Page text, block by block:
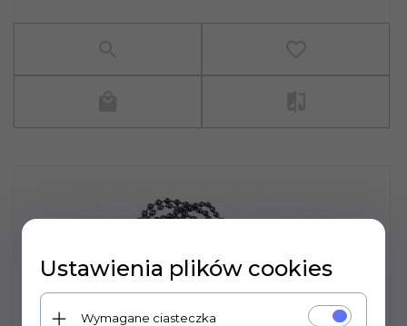
Ustawienia plików cookies
Wymagane ciasteczka